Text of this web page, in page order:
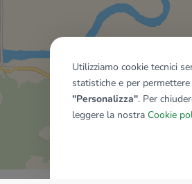
Utilizziamo cookie tecnici
statistiche e per
"Personalizza". Per
leggere la nostra Cookie